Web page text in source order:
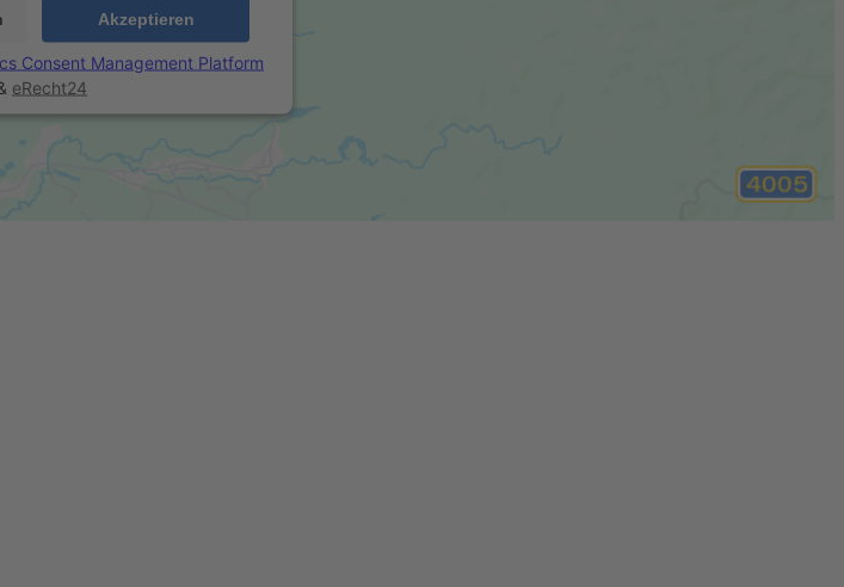
Akzeptieren
Consent Management Platform
eRecht24